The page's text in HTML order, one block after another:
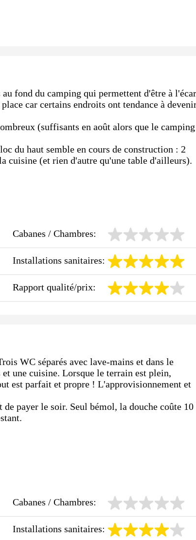
au fond du camping qui permettent d'être à
car certains endroits ont tendance à
(suffisants en août alors que le camping
du haut semble en cours de construction : 2
cuisine (et rien d'autre qu'une table d'ailleurs).
Cabanes / Chambres:
Installations sanitaires:
Rapport qualité/prix:
WC séparés avec lave-mains et dans le
une cuisine. Lorsque le terrain est plein,
est parfait et propre ! L'approvisionnement et
payer le soir. Seul bémol, la douche coûte
Cabanes / Chambres:
Installations sanitaires: